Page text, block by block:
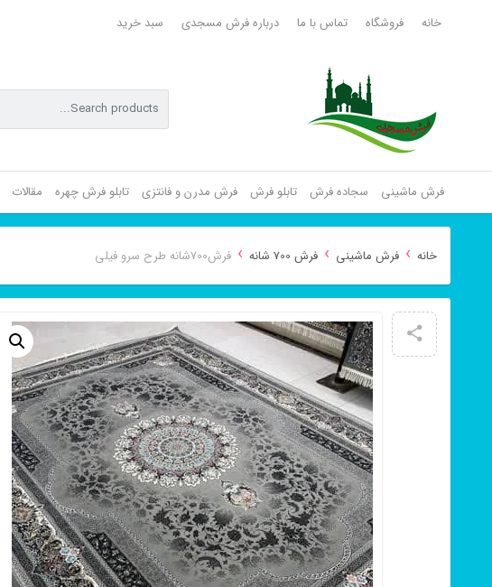
خانه فروشگاه تماس با ما درباره فرش مسجدی سبد خرید
فرش ماشینی سجاده فرش تابلو فرش فرش مدرن و فانتزی تابلو فرش چهره مقالات
خانه › فرش ماشینی › فرش 700 شانه › فرش700شانه طرح سرو فیلی